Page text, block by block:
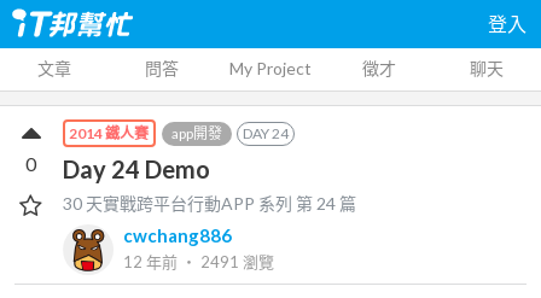
登入
文章 問答 My Project 徵才 聊天
2014 鐵人賽 app開發 DAY24
Day 24 Demo
30 天實戰跨平台行動APP 系列 第24 篇
cwchang886
12 年前 ‧ 2491 瀏覽
0